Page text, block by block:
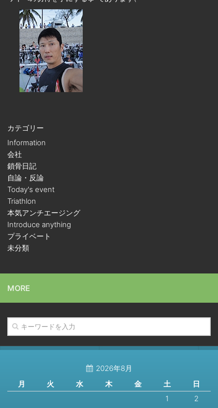
カテゴリー
Information
会社
鎖骨日記
自論・反論
Today's event
Triathlon
本気アンチエージング
Introduce anything
プライベート
未分類
MORE
2026年8月
月
火 水 木 金 土 日
1
2